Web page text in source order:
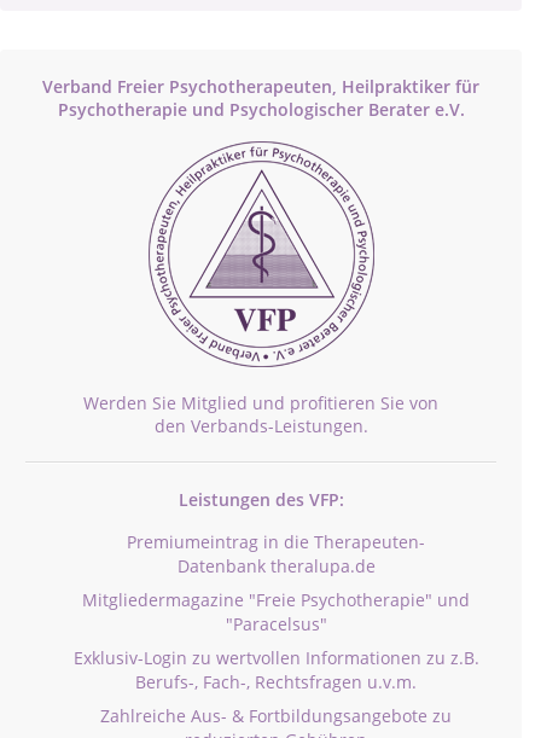
Verband Freier Psychotherapeuten, Heilpraktiker für
Psychotherapie und Psychologischer Berater e.V.
Werden Sie Mitglied und profitieren Sie von
den Verbands-Leistungen.
Leistungen des VFP:
Premiumeintrag in die Therapeuten-
Datenbank theralupa.de
Mitgliedermagazine "Freie Psychotherapie" und
"Paracelsus"
Exklusiv-Login zu wertvollen Informationen zu z.B.
Berufs-, Fach-, Rechtsfragen u.v.m.
Zahlreiche Aus- & Fortbildungsangebote zu